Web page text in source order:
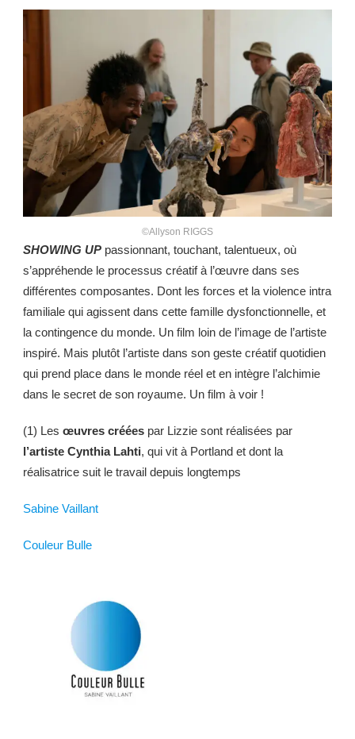
©Allyson RIGGS
SHOWING UP passionnant, touchant, talentueux, où
s’appréhende le processus créatif à l’œuvre dans ses
différentes composantes. Dont les forces et la violence intra
familiale qui agissent dans cette famille dysfonctionnelle, et
la contingence du monde. Un film loin de l’image de l’artiste
inspiré. Mais plutôt l’artiste dans son geste créatif quotidien
qui prend place dans le monde réel et en intègre l’alchimie
dans le secret de son royaume. Un film à voir !
(1) Les œuvres créées par Lizzie sont réalisées par
l’artiste Cynthia Lahti, qui vit à Portland et dont la
réalisatrice suit le travail depuis longtemps
Sabine Vaillant
Couleur Bulle